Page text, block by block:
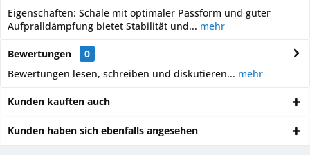
Eigenschaften: Schale mit optimaler Passform und guter
Aufpralldämpfung bietet Stabilität und... mehr
Bewertungen
0
Bewertungen lesen, schreiben und diskutieren... mehr
Kunden kauften auch
Kunden haben sich ebenfalls angesehen